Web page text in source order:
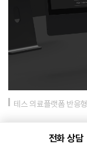
테스 의료플랫폼 반응형
전화 상담